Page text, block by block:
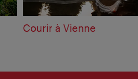
Courir à Vienne